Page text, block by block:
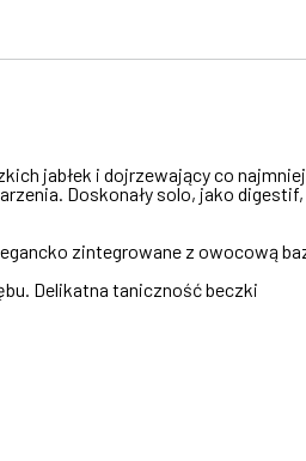
jabłek i dojrzewający co
Doskonały solo, jako digestif,
zintegrowane z owocową
Delikatna taniczność beczki